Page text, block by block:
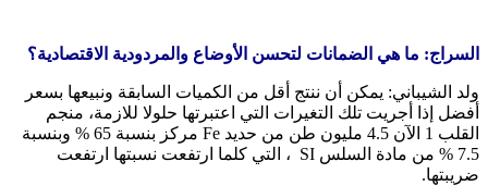
السراج: ما هي الضمانات لتحسن الأوضاع والمردودية الاقتصادية؟
ولد الشيباني: يمكن أن ننتج أقل من الكميات السابقة ونبيعها بسعر
أفضل إذا أجريت تلك التغيرات التي اعتبرتها حلولا للازمة، منجم
القلب 1 الآن 4.5 مليون طن من حديد Fe مركز بنسبة 65 % وبنسبة
7.5 % من مادة السلس SI ، التي كلما ارتفعت نسبتها ارتفعت
ضريبتها.